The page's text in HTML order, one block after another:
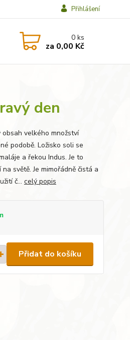
Přihlášení
0ks
za 0,00 Kč
den
velkého množství
podobě. Ložisko soli se
a řekou Indus. Je to
světě. Je mimořádně čistá a
č... celý popis
Přidat do košíku